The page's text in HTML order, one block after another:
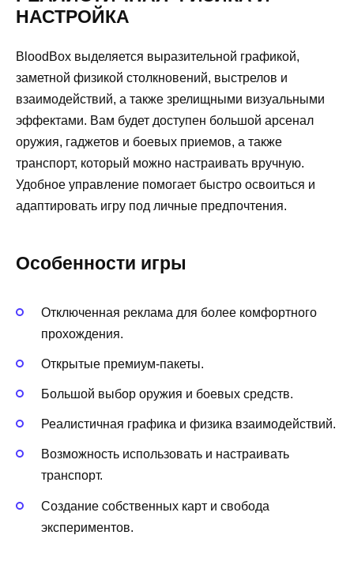
НАСТРОЙКА
BloodBox выделяется выразительной графикой,
заметной физикой столкновений, выстрелов и
взаимодействий, а также зрелищными визуальными
эффектами. Вам будет доступен большой арсенал
оружия, гаджетов и боевых приемов, а также
транспорт, который можно настраивать вручную.
Удобное управление помогает быстро освоиться и
адаптировать игру под личные предпочтения.
Особенности игры
Отключенная реклама для более комфортного
прохождения.
Открытые премиум-пакеты.
Большой выбор оружия и боевых средств.
Реалистичная графика и физика взаимодействий.
Возможность использовать и настраивать
транспорт.
Создание собственных карт и свобода
экспериментов.